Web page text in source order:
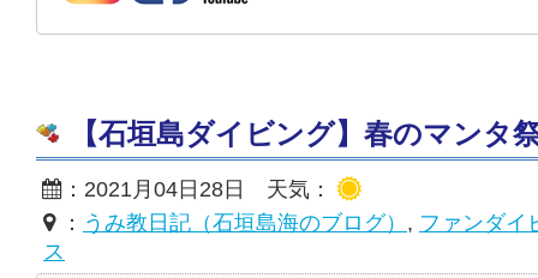
【石垣島ダイビング】春のマンタ
：2021月04日28日 天気：
： うみ教日記（石垣島海のブログ） , ファンダイ
ス